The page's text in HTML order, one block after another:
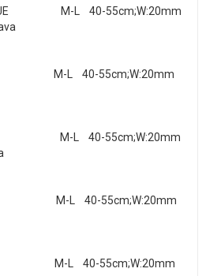
BLUE M-L 40-55cm;W:20mm
M-L 40-55cm;W:20mm
M-L 40-55cm;W:20mm
M-L 40-55cm;W:20mm
M-L 40-55cm;W:20mm